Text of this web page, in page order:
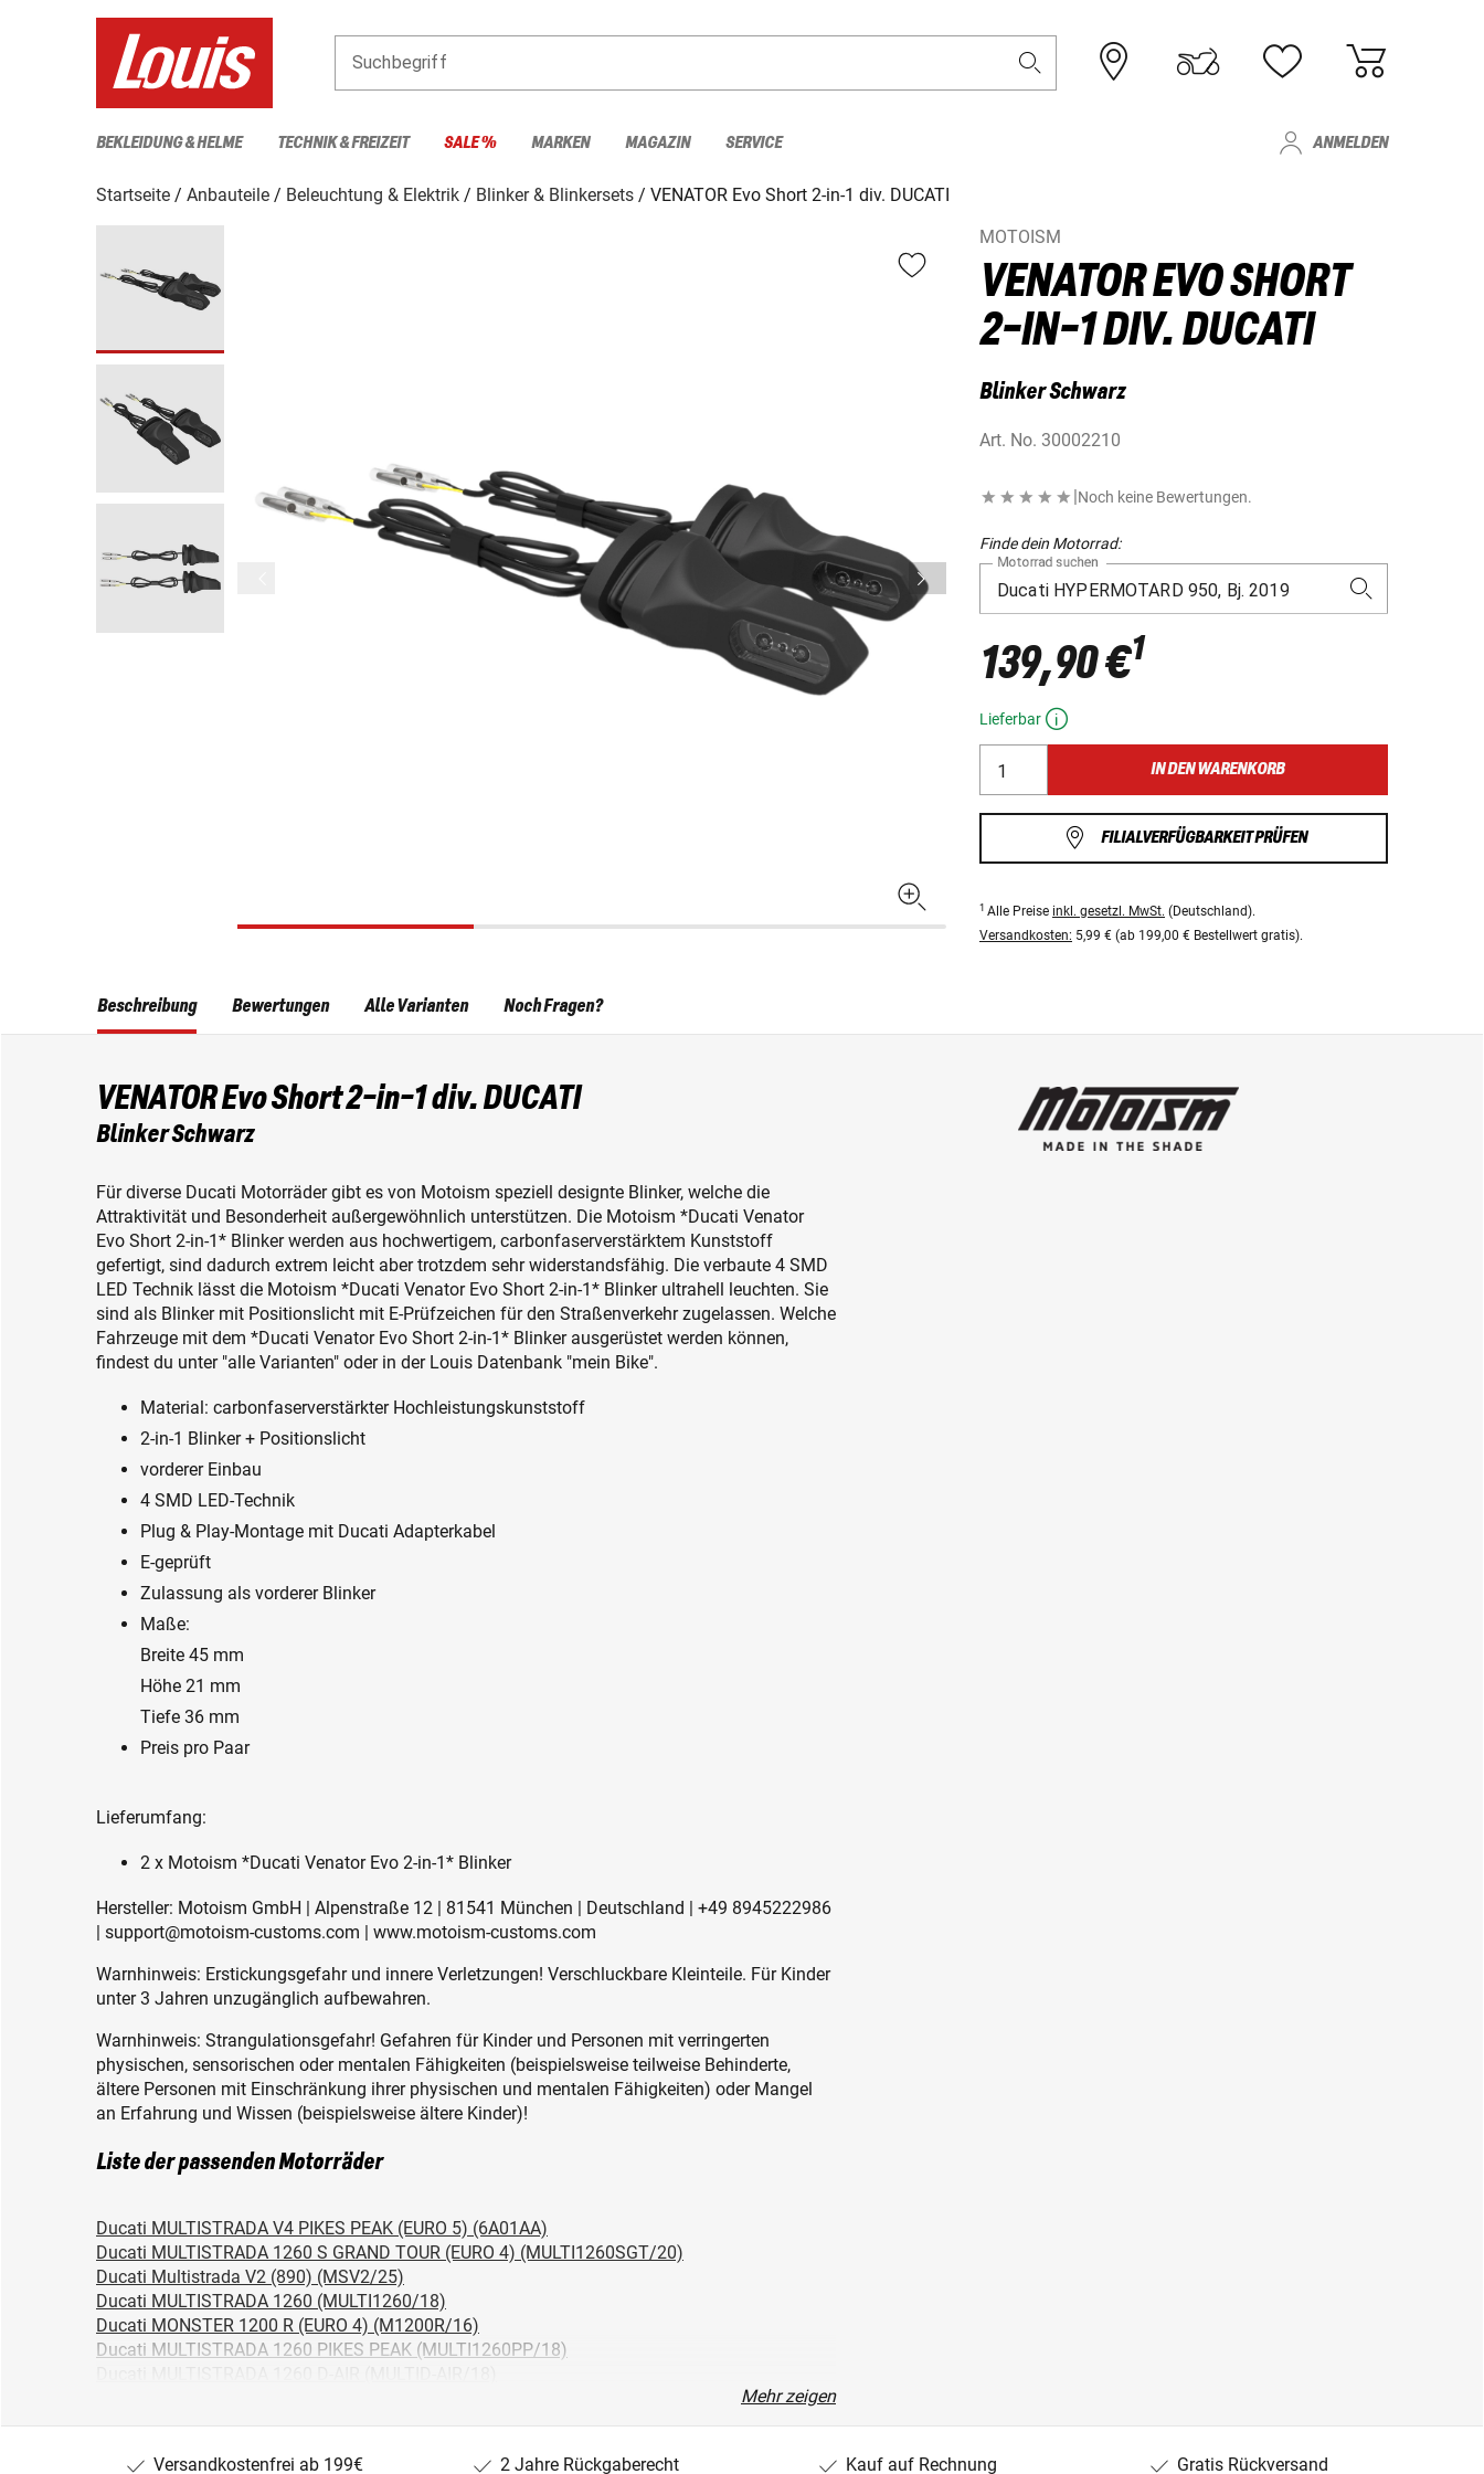
Suchbegriff
BEKLEIDUNG & HELME TECHNIK & FREIZEIT SALE % MARKEN MAGAZIN SERVICE ANMELDEN
Startseite Anbauteile Beleuchtung & Elektrik Blinker & Blinkersets
VENATOR Evo Short 2-in-1 div. DUCATI
MOTOISM
VENATOR EVO SHORT
2-IN-1 DIV. DUCATI
Blinker Schwarz
Art. No. 30002210
|Noch keine Bewertungen.
Finde dein Motorrad:
Motorrad suchen
139,90 €1
Lieferbar
IN DEN WARENKORB
FILIALVERFÜGBARKEIT PRÜFEN
1 Alle Preise inkl. gesetzl. MwSt. (Deutschland).
Versandkosten: 5,99 € (ab 199,00 € Bestellwert gratis).
Beschreibung
VENATOR Evo Short 2-in-1 div. DUCATI
Blinker Schwarz
Für diverse Ducati Motorräder gibt es von Motoism speziell designte Blinker, welche die
Attraktivität und Besonderheit außergewöhnlich unterstützen. Die Motoism *Ducati Venator
Evo Short 2-in-1* Blinker werden aus hochwertigem, carbonfaserverstärktem Kunststoff
gefertigt, sind dadurch extrem leicht aber trotzdem sehr widerstandsfähig. Die verbaute 4 SMD
LED Technik lässt die Motoism *Ducati Venator Evo Short 2-in-1* Blinker ultrahell leuchten. Sie
sind als Blinker mit Positionslicht mit E-Prüfzeichen für den Straßenverkehr zugelassen. Welche
Fahrzeuge mit dem *Ducati Venator Evo Short 2-in-1* Blinker ausgerüstet werden können,
findest du unter "alle Varianten" oder in der Louis Datenbank "mein Bike".
Material: carbonfaserverstärkter Hochleistungskunststoff
2-in-1 Blinker + Positionslicht
vorderer Einbau
4 SMD LED-Technik
Plug & Play-Montage mit Ducati Adapterkabel
E-geprüft
Zulassung als vorderer Blinker
Maße:
Breite 45 mm
Höhe 21 mm
Tiefe 36 mm
Preis pro Paar
Lieferumfang:
2 x Motoism *Ducati Venator Evo 2-in-1* Blinker
Hersteller: Motoism GmbH | Alpenstraße 12 | 81541 München | Deutschland | +49 8945222986
| support@motoism-customs.com | www.motoism-customs.com
Warnhinweis: Erstickungsgefahr und innere Verletzungen! Verschluckbare Kleinteile. Für Kinder
unter 3 Jahren unzugänglich aufbewahren.
Warnhinweis: Strangulationsgefahr! Gefahren für Kinder und Personen mit verringerten
physischen, sensorischen oder mentalen Fähigkeiten (beispielsweise teilweise Behinderte,
ältere Personen mit Einschränkung ihrer physischen und mentalen Fähigkeiten) oder Mangel
an Erfahrung und Wissen (beispielsweise ältere Kinder)!
Liste der passenden Motorräder
Ducati MULTISTRADA V4 PIKES PEAK (EURO 5) (6A01AA)
Ducati MULTISTRADA 1260 S GRAND TOUR (EURO 4) (MULTI1260SGT/20)
Ducati Multistrada V2 (890) (MSV2/25)
Ducati MULTISTRADA 1260 (MULTI1260/18)
Ducati MONSTER 1200 R (EURO 4) (M1200R/16)
Ducati MULTISTRADA 1260 PIKES PEAK (MULTI1260PP/18)
Ducati PANIGALE 959 CORSE (PANIG959C/18)
Mehr zeigen
Bewertungen Alle Varianten Noch Fragen?
Versandkostenfrei ab 199€ 2 Jahre Rückgaberecht Kauf auf Rechnung Gratis Rückversand